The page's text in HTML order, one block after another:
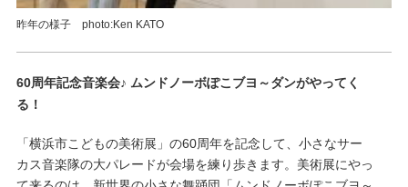
昨年の様子 photo:Ken KATO
60周年記念音楽会♪ ムンドノーボぽこブヨ～ダンがやってく
る！
「横浜市こどもの美術展」の60周年を記念して、小さなサー
カス音楽隊の大パレードが会場を練り歩きます。美術展にやっ